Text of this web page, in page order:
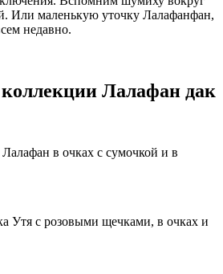
Или маленькую уточку Лалафанфан,
недавно.
Лалафан дак
в очках с сумочкой и в
Утя с розовыми щечками, в очках и